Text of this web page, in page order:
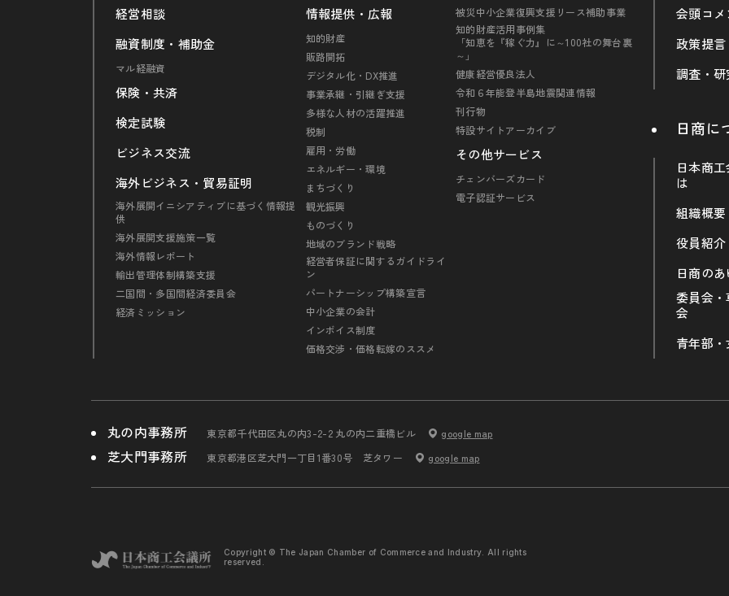
経営相談
融資制度・補助金
マル経融資
保険・共済
検定試験
ビジネス交流
海外ビジネス・貿易証明
海外展開イニシアティブに基づく情報提
供
海外展開支援施策一覧
海外情報レポート
輸出管理体制構築支援
二国間・多国間経済委員会
経済ミッション
情報提供・広報
知的財産
販路開拓
デジタル化・DX推進
事業承継・引継ぎ支援
多様な人材の活躍推進
税制
雇用・労働
エネルギー・環境
まちづくり
観光振興
ものづくり
地域のブランド戦略
経営者保証に関するガイドライ
ン
パートナーシップ構築宣言
中小企業の会計
インボイス制度
価格交渉・価格転嫁のススメ
被災中小企業復興支援リース補助事業
知的財産活用事例集
「知恵を『稼ぐ力』に～100社の舞台裏
～」
健康経営優良法人
令和６年能登半島地震関連情報
刊行物
特設サイトアーカイブ
その他サービス
チェンバーズカード
電子認証サービス
会頭コメ
政策提言
調査・研
日商に
日本商
は
組織概要
役員紹介
日商の
委員会・
会
青年部
丸の内事務所 東京都千代田区丸の内3-2-2 丸の内二重橋ビル google map
芝大門事務所 東京都港区芝大門一丁目1番30号 芝タワー google map
Copyright © The Japan Chamber of Commerce and Industry. All rights
reserved.